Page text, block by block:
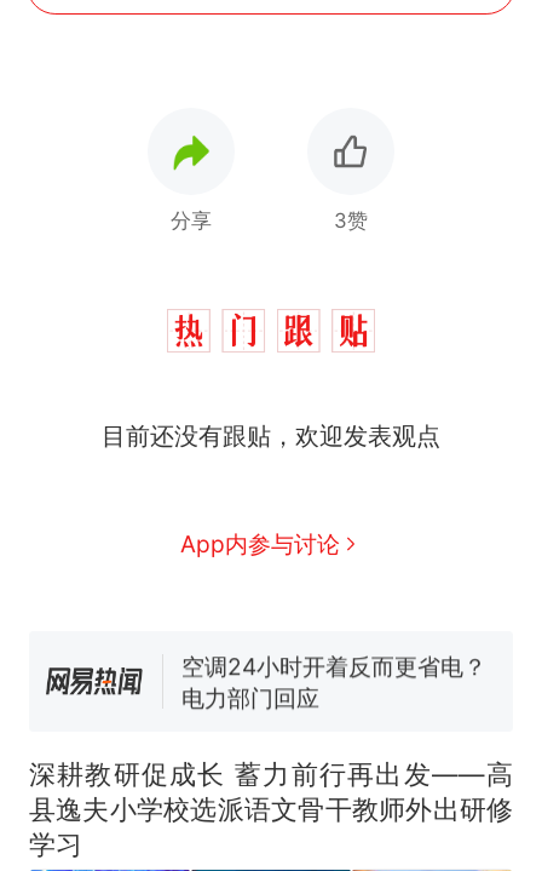
分享 3赞
目前还没有跟贴，欢迎发表观点
App内参与讨论
全部作废，公平么？
国大使骑行绕了几乎整个国境
线一圈，还曾两次到中国寻根
搬家报价570元，搬到楼下交
5060元才肯搬上楼！女子傻眼
空调24小时开着反而更省电？
电力部门回应
试前13名均遭淘汰？教育局：
已叫停招聘，成立调查组全面
核查
热 十多万人报名的考试，成绩
全部作废，公平么？
深耕教研促成长 蓄力前行再出发——高
县逸夫小学校选派语文骨干教师外出研修
学习